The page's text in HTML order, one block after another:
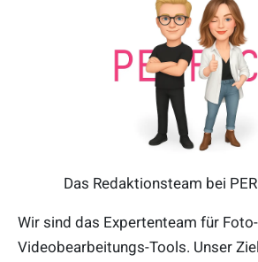
Das Redaktionsteam bei
Wir sind das Expertenteam für
Videobearbeitungs-Tools. Unser